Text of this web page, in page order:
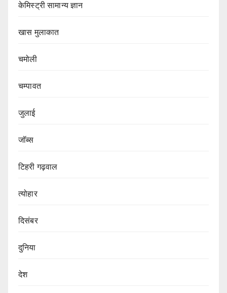
केमिस्ट्री सामान्य ज्ञान
खास मुलाकात
चमोली
चम्पावत
जुलाई
जॉब्स
टिहरी गढ़वाल
त्योहार
दिसंबर
दुनिया
देश